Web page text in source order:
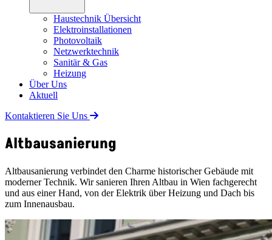
Haustechnik Übersicht
Elektroinstallationen
Photovoltaik
Netzwerktechnik
Sanitär & Gas
Heizung
Über Uns
Aktuell
Kontaktieren Sie Uns
Altbausanierung
Altbausanierung verbindet den Charme historischer Gebäude mit
moderner Technik. Wir sanieren Ihren Altbau in Wien fachgerecht
und aus einer Hand, von der Elektrik über Heizung und Dach bis
zum Innenausbau.